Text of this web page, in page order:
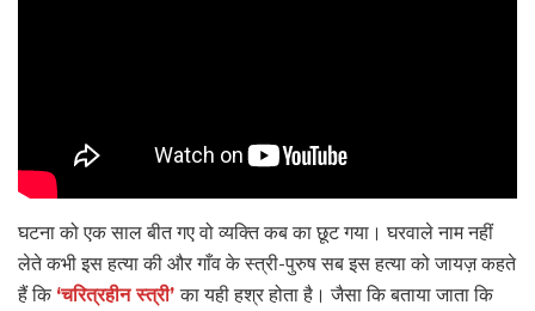
घटना को एक साल बीत गए वो व्यक्ति कब का छूट गया। घरवाले नाम नहीं
लेते कभी इस हत्या की और गाँव के स्त्री-पुरुष सब इस हत्या को जायज़ कहते
हैं कि ‘चरित्रहीन स्त्री’का यही हश्र होता है। जैसा कि बताया जाता कि